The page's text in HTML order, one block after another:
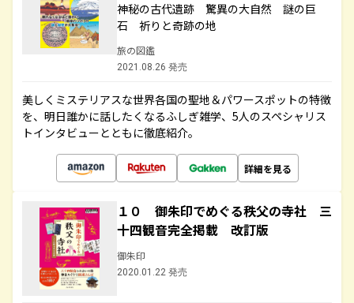
神秘の古代遺跡 驚異の大自然 謎の巨
石 祈りと奇跡の地
旅の図鑑
2021.08.26 発売
美しくミステリアスな世界各国の聖地＆パワースポットの特徴
を、明日誰かに話したくなるふしぎ雑学、5人のスペシャリス
トインタビューとともに徹底紹介。
詳細を見る
１０ 御朱印でめぐる秩父の寺社 三
十四観音完全掲載 改訂版
御朱印
2020.01.22 発売